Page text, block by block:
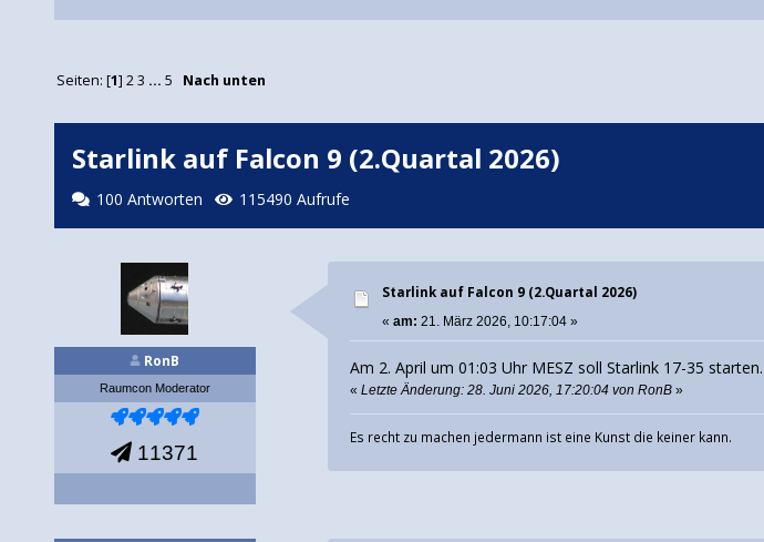
Seiten: [1]23 ...5 Nach unten
Starlink auf Falcon 9 (2.Quartal 2026)
100 Antworten 115490 Aufrufe
RonB
Raumcon Moderator
11371
Starlink auf Falcon 9 (2.Quartal 2026)
«am: 21. März 2026, 10:17:04 »
Am 2. April um 01:03 Uhr MESZ soll Starlink 17-35 starten.
«Letzte Änderung: 28. Juni 2026, 17:20:04 von RonB »
Es recht zu machen jedermann ist eine Kunst die keiner kann.